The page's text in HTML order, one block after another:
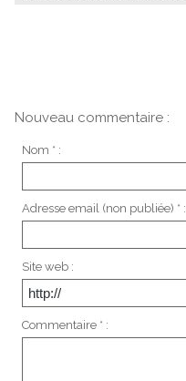
Nouveau commentaire :
Nom * :
Adresse email (non publiée) * :
Site web :
Commentaire * :